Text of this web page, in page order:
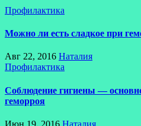
Профилактика
Можно ли есть сладкое при
Авг 22, 2016 Наталия
Профилактика
Соблюдение гигиены —
геморроя
Июн 19, 2016 Наталия